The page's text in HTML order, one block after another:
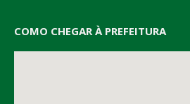
COMO CHEGAR À PREFEITURA